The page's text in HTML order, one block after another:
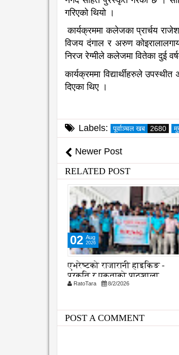
गरिएको थियो ।
कार्यक्रममा कलेजका प्रार्चय
विजय दंगाल र अरुण
निरज रेग्मीले कलेजमा वितेका दुई
कार्यक्रममा विद्यार्थीहरुले
दिएका थिए ।
Labels: पूर्वाञ्चल खब 2680
Newer Post
RELATED POST
02 Aug
2026
एभरेष्टको राजारानी हाइकिङ -
प्रकृति र एकताको पाठशाला
RatoTara 8/2/2026
POST A COMMENT